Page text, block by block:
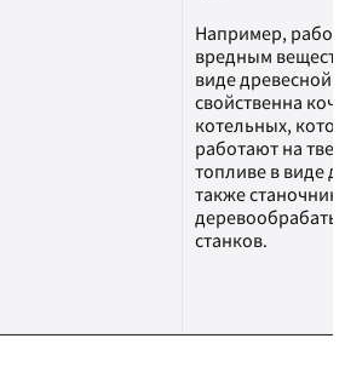
Например,
вредным
виде древесной
свойственна
котельных,
работают на
топливе в виде
также
станков.